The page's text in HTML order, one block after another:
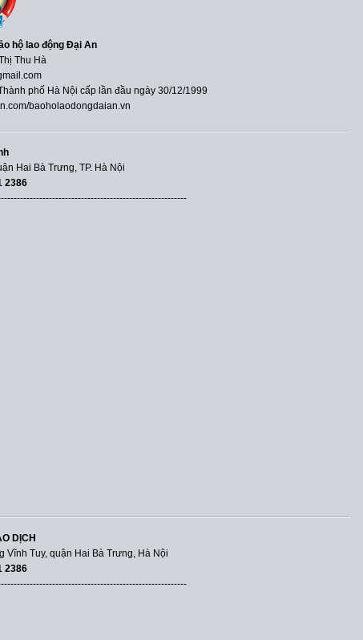
hộ lao động Đại An
Thu Hà
phố Hà Nội cấp lần đầu ngày 30/12/1999
baoholaodongdaian.vn
Hai Bà Trưng, TP. Hà Nội
2386
DỊCH
Vĩnh Tuy, quận Hai Bà Trưng, Hà Nội
2386